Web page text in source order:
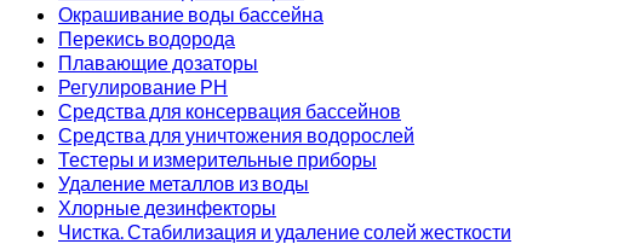
Окрашивание воды бассейна
Перекись водорода
Плавающие дозаторы
Регулирование РН
Средства для консервация бассейнов
Средства для уничтожения водорослей
Тестеры и измерительные приборы
Удаление металлов из воды
Хлорные дезинфекторы
Чистка. Стабилизация и удаление солей жесткости